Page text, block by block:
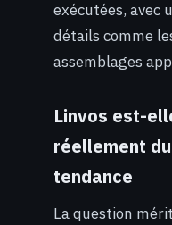
exécutées, avec
détails comme
assemblages
Linvos est-
réellement
tendance
La question